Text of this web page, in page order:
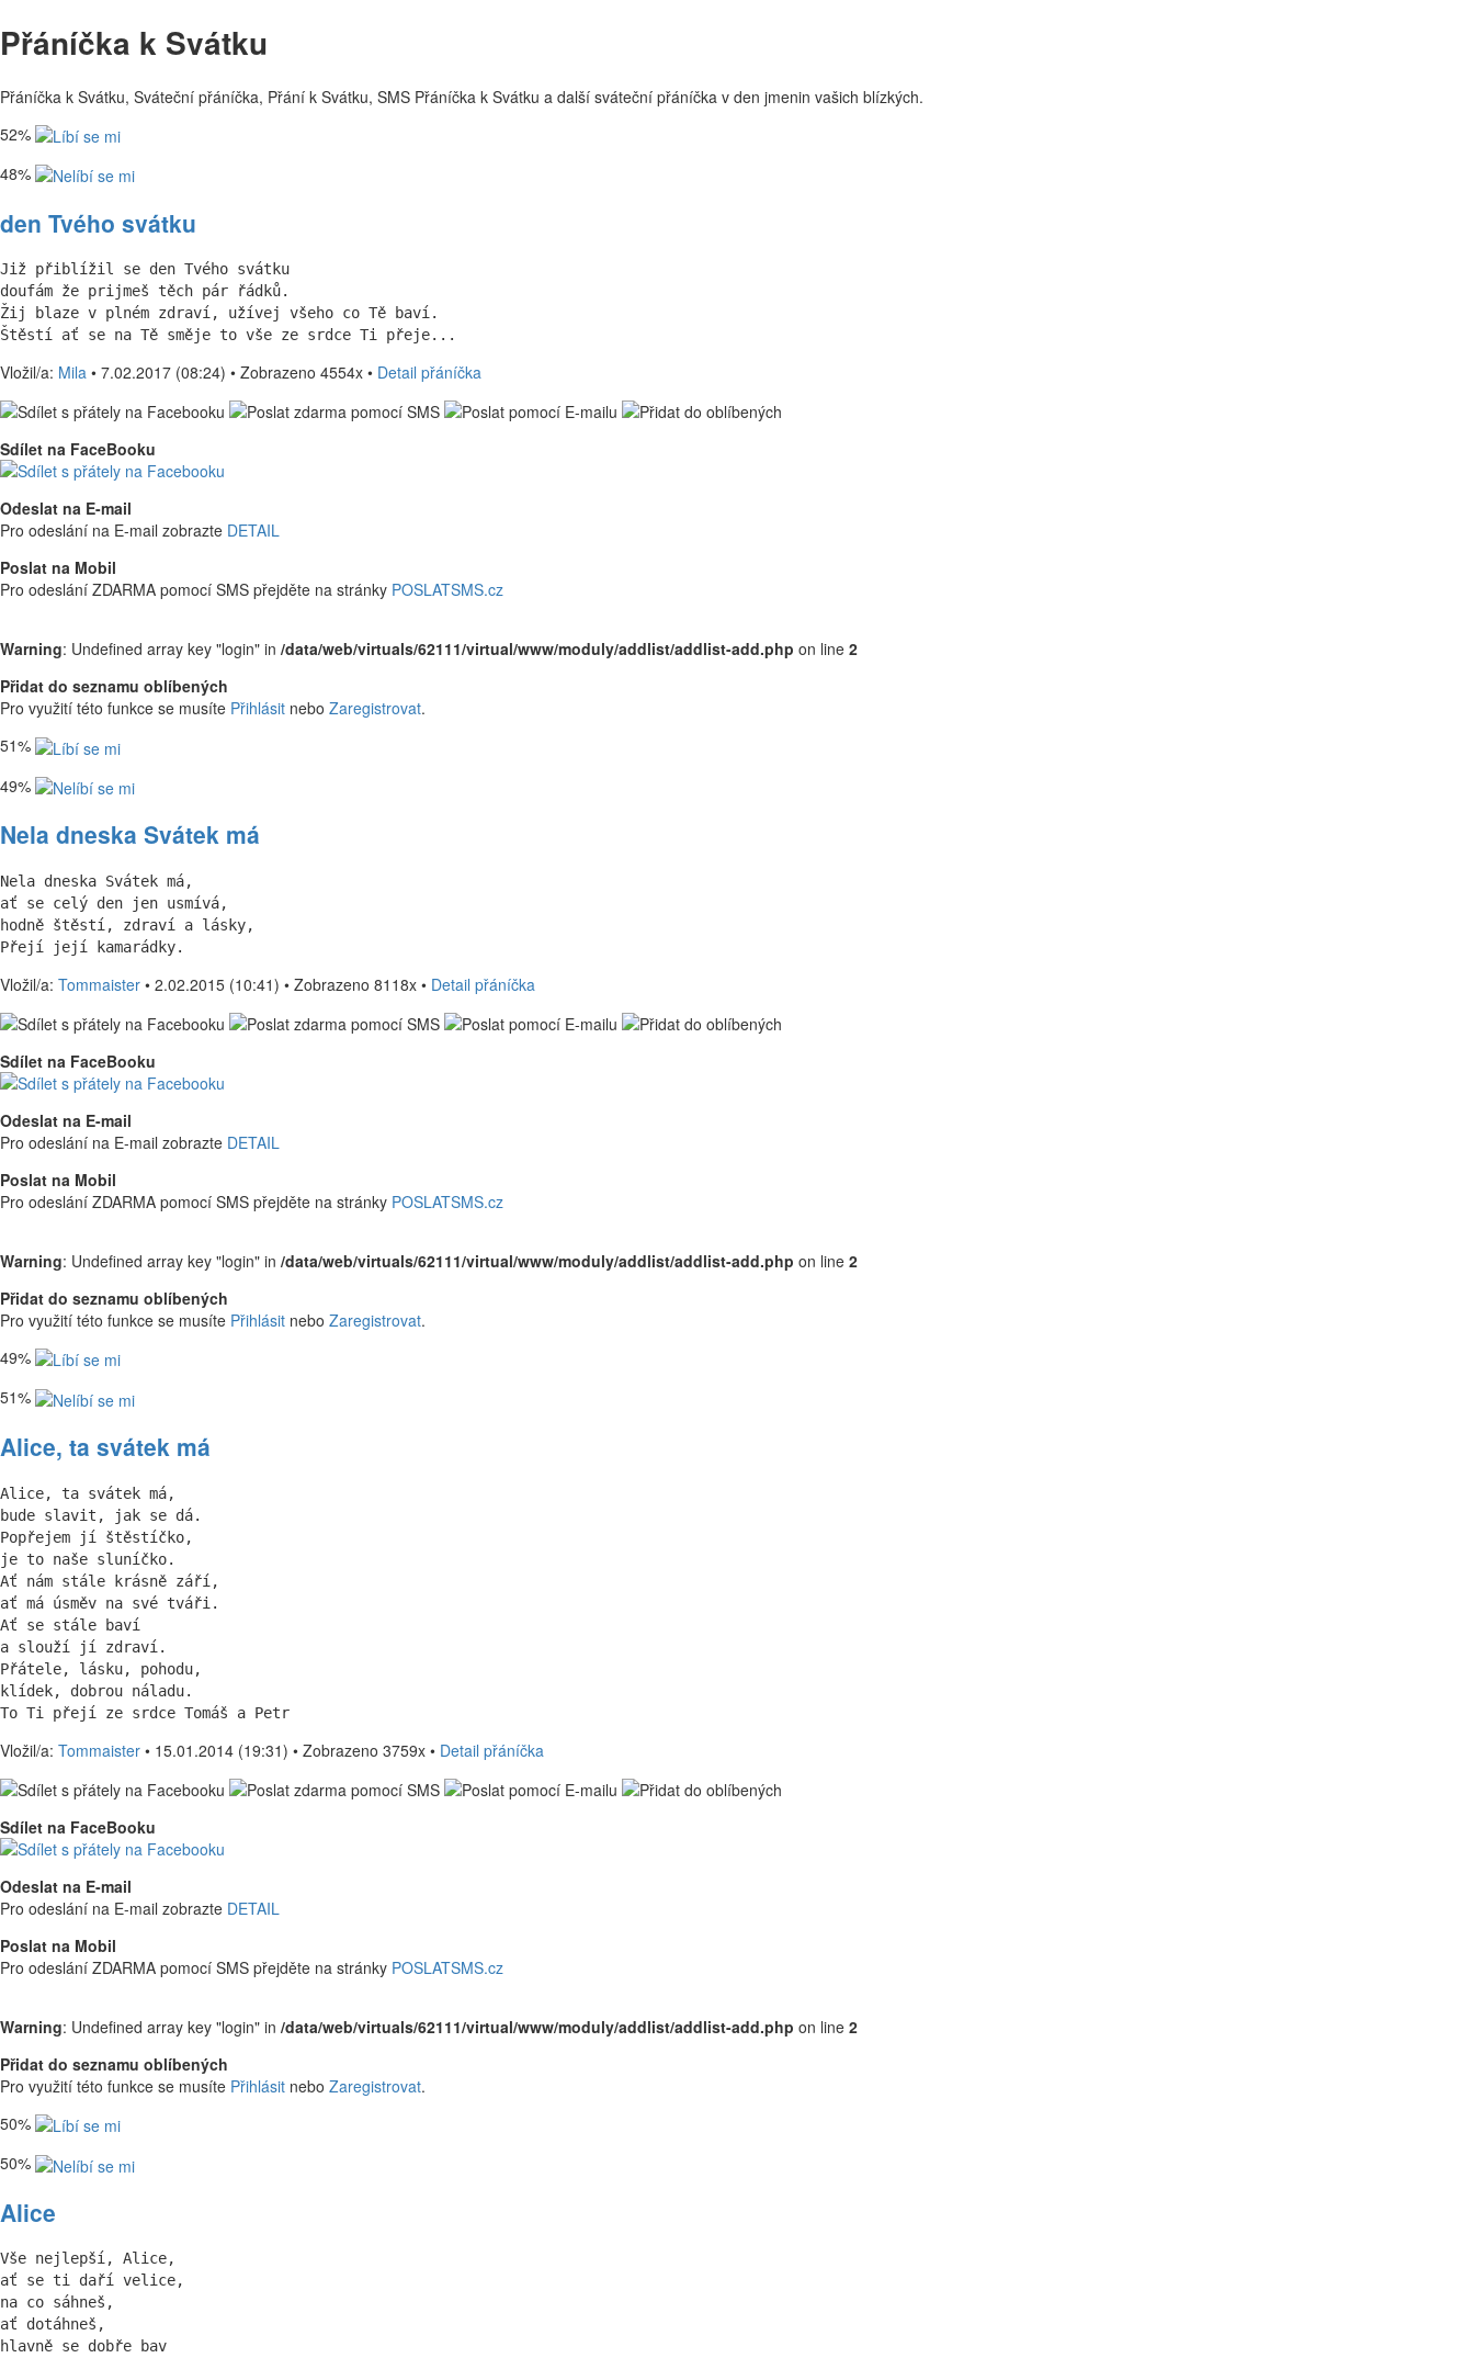
Přáníčka k Svátku
Přáníčka k Svátku, Sváteční přáníčka, Přání k Svátku, SMS Přáníčka k Svátku a další sváteční přáníčka v den jmenin vašich blízkých.
52%
48%
den Tvého svátku
Již přiblížil se den Tvého svátku
doufám že prijmeš těch pár řádků.
Žij blaze v plném zdraví, užívej všeho co Tě baví.
Štěstí ať se na Tě směje to vše ze srdce Ti přeje...
Vložil/a: Mila • 7.02.2017 (08:24) • Zobrazeno 4554x • Detail přáníčka
Sdílet na FaceBooku
Odeslat na E-mail
Pro odeslání na E-mail zobrazte DETAIL
Poslat na Mobil
Pro odeslání ZDARMA pomocí SMS přejděte na stránky POSLATSMS.cz
Warning: Undefined array key "login" in /data/web/virtuals/62111/virtual/www/moduly/addlist/addlist-add.php on line 2
Přidat do seznamu oblíbených
Pro využití této funkce se musíte Přihlásit nebo Zaregistrovat.
51%
49%
Nela dneska Svátek má
Nela dneska Svátek má,
ať se celý den jen usmívá,
hodně štěstí, zdraví a lásky,
Přejí její kamarádky.
Vložil/a: Tommaister • 2.02.2015 (10:41) • Zobrazeno 8118x • Detail přáníčka
Sdílet na FaceBooku
Odeslat na E-mail
Pro odeslání na E-mail zobrazte DETAIL
Poslat na Mobil
Pro odeslání ZDARMA pomocí SMS přejděte na stránky POSLATSMS.cz
Warning: Undefined array key "login" in /data/web/virtuals/62111/virtual/www/moduly/addlist/addlist-add.php on line 2
Přidat do seznamu oblíbených
Pro využití této funkce se musíte Přihlásit nebo Zaregistrovat.
49%
51%
Alice, ta svátek má
Alice, ta svátek má,
bude slavit, jak se dá.
Popřejem jí štěstíčko,
je to naše sluníčko.
Ať nám stále krásně září,
ať má úsměv na své tváři.
Ať se stále baví
a slouží jí zdraví.
Přátele, lásku, pohodu,
klídek, dobrou náladu.
To Ti přejí ze srdce Tomáš a Petr
Vložil/a: Tommaister • 15.01.2014 (19:31) • Zobrazeno 3759x • Detail přáníčka
Sdílet na FaceBooku
Odeslat na E-mail
Pro odeslání na E-mail zobrazte DETAIL
Poslat na Mobil
Pro odeslání ZDARMA pomocí SMS přejděte na stránky POSLATSMS.cz
Warning: Undefined array key "login" in /data/web/virtuals/62111/virtual/www/moduly/addlist/addlist-add.php on line 2
Přidat do seznamu oblíbených
Pro využití této funkce se musíte Přihlásit nebo Zaregistrovat.
50%
50%
Alice
Vše nejlepší, Alice,
ať se ti daří velice,
na co sáhneš,
ať dotáhneš,
hlavně se dobře bav